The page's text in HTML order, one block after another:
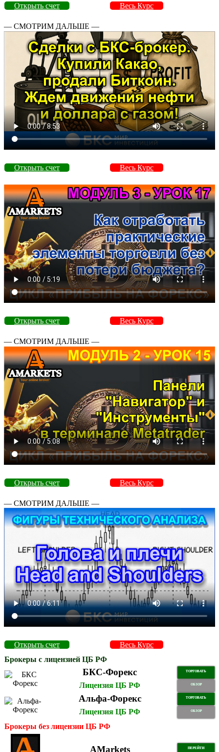
Открыть счет Весь Курс
— СМОТРИМ ДАЛЬШЕ —
Открыть счет Весь Курс
Открыть счет Весь Курс
— СМОТРИМ ДАЛЬШЕ —
Открыть счет Весь Курс
— СМОТРИМ ДАЛЬШЕ —
Открыть счет
Весь Курс
Брокеры с лицензией ЦБ РФ
БКС-Форекс ТОРГОВАТЬ
Лицензия ЦБ РФ ОБЗОР
Альфа-Форекс ТОРГОВАТЬ
Лицензия ЦБ РФ ОБЗОР
Брокеры без лицензии ЦБ РФ
AMarkets ПЕРЕЙТИ